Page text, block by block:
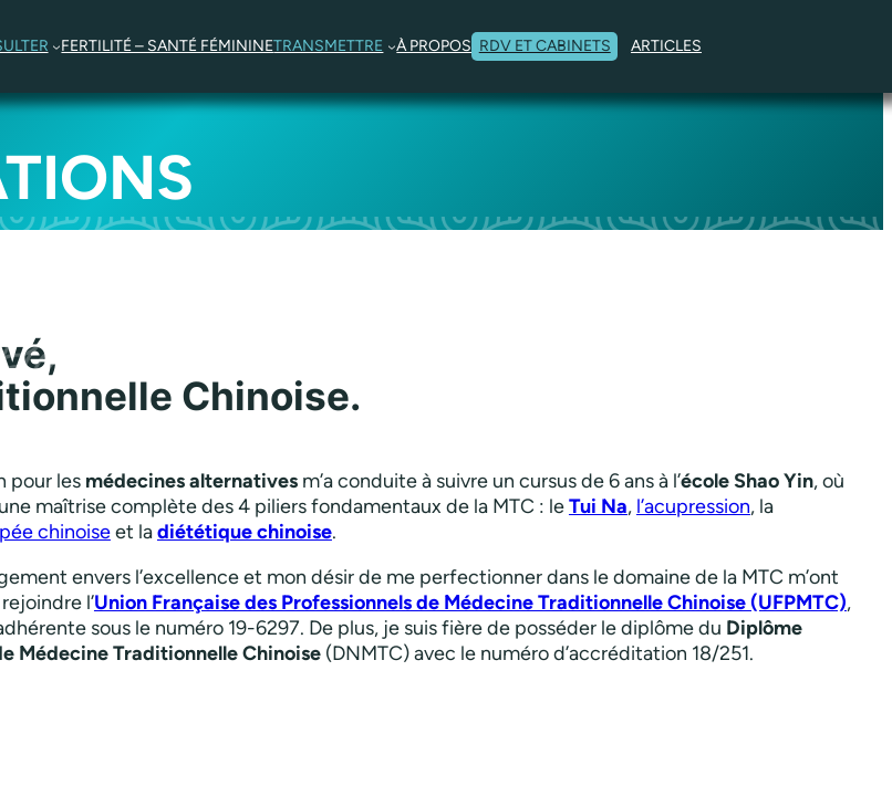
FERTILITÉ – SANTÉ FÉMININETRANSMETTRE À PROPOS RDV ET CABINETS ARTICLES
Chinoise.
pour les médecines alternativesm’a conduite à suivre un cursus de 6 ans à l’école Shao Yin, où
une maîtrise complète des 4 piliers fondamentaux de la MTC : leTui Na, l’acupression, la
chinoiseet ladiététique chinoise.
envers l’excellence et mon désir de me perfectionner dans le domaine de la MTC m’ont
l’Union Française des Professionnels de Médecine Traditionnelle Chinoise (UFPMTC),
sous le numéro 19-6297. De plus, je suis fière de posséder le diplôme du Diplôme
Médecine Traditionnelle Chinoise(DNMTC) avec le numéro d’accréditation 18/251.